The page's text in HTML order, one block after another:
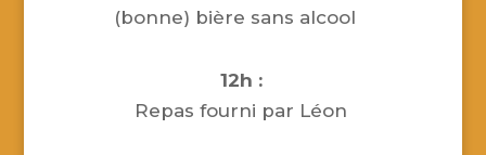
(bonne) bière sans alcool
12h :
Repas fourni par Léon